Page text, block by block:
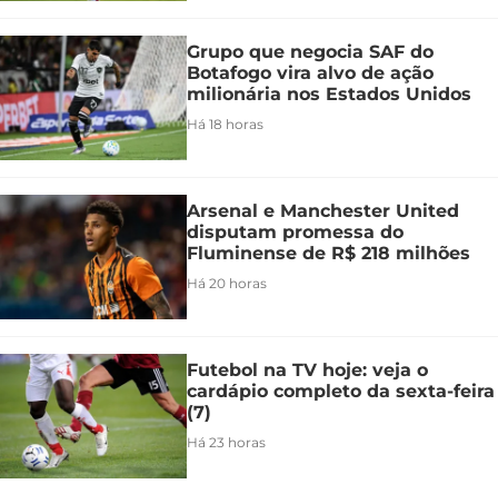
Grupo que negocia SAF do
Botafogo vira alvo de ação
milionária nos Estados Unidos
Há 18 horas
Arsenal e Manchester United
disputam promessa do
Fluminense de R$ 218 milhões
Há 20 horas
Futebol na TV hoje: veja o
cardápio completo da sexta-feira
(7)
Há 23 horas